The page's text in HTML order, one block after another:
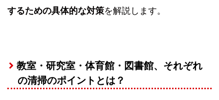
するための具体的な対策を解説します。
教室・研究室・体育館・図書館、それぞれ
の清掃のポイントとは？